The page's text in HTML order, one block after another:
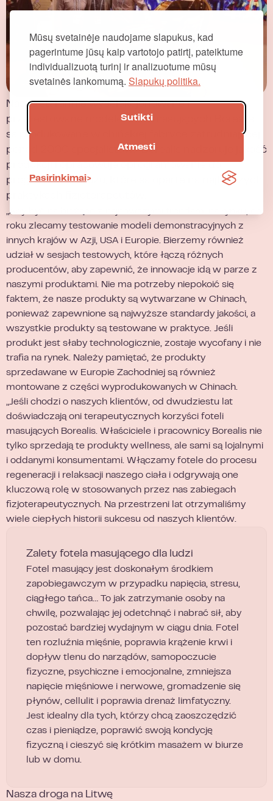
Mūsų svetainėje naudojame slapukus, kad
pagerintume jūsų kaip vartotojo patirtį, pateiktume
individualizuotą turinį ir analizuotume mūsų
svetainės lankomumą. Slapukų politika.
Sutikti
Atmesti
Pasirinkimai
Nasze starannie wyselekcjonowane i
przetestowane modele foteli masujących Borealis
są produkowane w chińskiej fabryce zatrudniającej
ponad 2000 specjalistów... Borealis nadzoruje jakość
produkcji i opracowuje oprogramowanie do
programów masażu, które są oparte na najlepszych
praktykach fizjoterapeutów.
„Aby być na bieżąco z najnowszymi trendami na rynku, co
roku zlecamy testowanie modeli demonstracyjnych z
innych krajów w Azji, USA i Europie. Bierzemy również
udział w sesjach testowych, które łączą różnych
producentów, aby zapewnić, że innowacje idą w parze z
naszymi produktami. Nie ma potrzeby niepokoić się
faktem, że nasze produkty są wytwarzane w Chinach,
ponieważ zapewnione są najwyższe standardy jakości, a
wszystkie produkty są testowane w praktyce. Jeśli
produkt jest słaby technologicznie, zostaje wycofany i nie
trafia na rynek. Należy pamiętać, że produkty
sprzedawane w Europie Zachodniej są również
montowane z części wyprodukowanych w Chinach.
„Jeśli chodzi o naszych klientów, od dwudziestu lat
doświadczają oni terapeutycznych korzyści foteli
masujących Borealis. Właściciele i pracownicy Borealis nie
tylko sprzedają te produkty wellness, ale sami są lojalnymi
i oddanymi konsumentami. Włączamy fotele do procesu
regeneracji i relaksacji naszego ciała i odgrywają one
kluczową rolę w stosowanych przez nas zabiegach
fizjoterapeutycznych. Na przestrzeni lat otrzymaliśmy
wiele ciepłych historii sukcesu od naszych klientów.
Zalety fotela masującego dla ludzi
Fotel masujący jest doskonałym środkiem
zapobiegawczym w przypadku napięcia, stresu,
ciągłego tańca… To jak zatrzymanie osoby na
chwilę, pozwalając jej odetchnąć i nabrać sił, aby
pozostać bardziej wydajnym w ciągu dnia. Fotel
ten rozluźnia mięśnie, poprawia krążenie krwi i
dopływ tlenu do narządów, samopoczucie
fizyczne, psychiczne i emocjonalne, zmniejsza
napięcie mięśniowe i nerwowe, gromadzenie się
płynów, cellulit i poprawia drenaż limfatyczny.
Jest idealny dla tych, którzy chcą zaoszczędzić
czas i pieniądze, poprawić swoją kondycję
fizyczną i cieszyć się krótkim masażem w biurze
lub w domu.
Nasza droga na Litwę